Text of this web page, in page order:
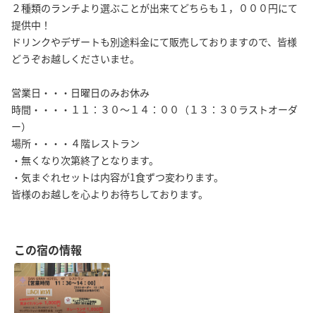
２種類のランチより選ぶことが出来てどちらも１，０００円にて
提供中！
ドリンクやデザートも別途料金にて販売しておりますので、皆様
どうぞお越しくださいませ。
営業日・・・日曜日のみお休み
時間・・・・１１：３０〜１４：００（１３：３０ラストオーダ
ー）
場所・・・・４階レストラン
・無くなり次第終了となります。
・気まぐれセットは内容が1食ずつ変わります。
皆様のお越しを心よりお待ちしております。
この宿の情報